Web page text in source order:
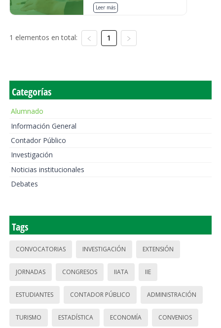
Leer más
1 elementos en total: 1
Categorías
Alumnado
Información General
Contador Público
Investigación
Noticias institucionales
Debates
Tags
CONVOCATORIAS INVESTIGACIÓN EXTENSIÓN
JORNADAS CONGRESOS IIATA IIE
ESTUDIANTES CONTADOR PÚBLICO ADMINISTRACIÓN
TURISMO ESTADÍSTICA ECONOMÍA CONVENIOS